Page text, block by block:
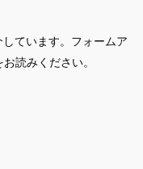
ています。フォームア
読みください。